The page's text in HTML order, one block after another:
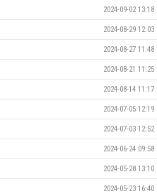
2024-09-02 13:18
2024-08-29 12:03
2024-08-27 11:48
2024-08-21 11:25
2024-08-14 11:17
2024-07-05 12:19
2024-07-03 12:52
2024-06-24 09:58
2024-05-28 13:10
2024-05-23 16:40